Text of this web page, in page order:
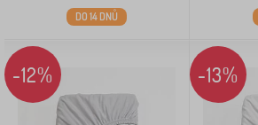
DO 14 DNŮ
-12% -13%